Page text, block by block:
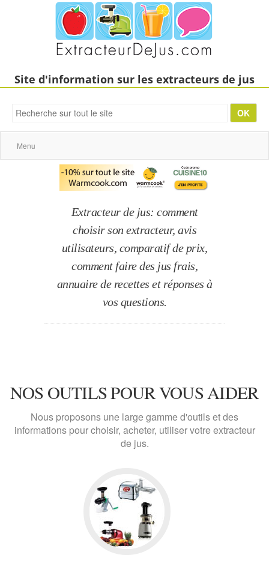
Site d'information sur les extracteurs de jus
Menu
Extracteur de jus: comment
choisir son extracteur, avis
utilisateurs, comparatif de prix,
comment faire des jus frais,
annuaire de recettes et réponses à
vos questions.
NOS OUTILS POUR VOUS AIDER
Nous proposons une large gamme d'outils et des
informations pour choisir, acheter, utiliser votre extracteur
de jus.